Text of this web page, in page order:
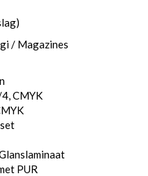
/ Magazines
CMYK
PUR